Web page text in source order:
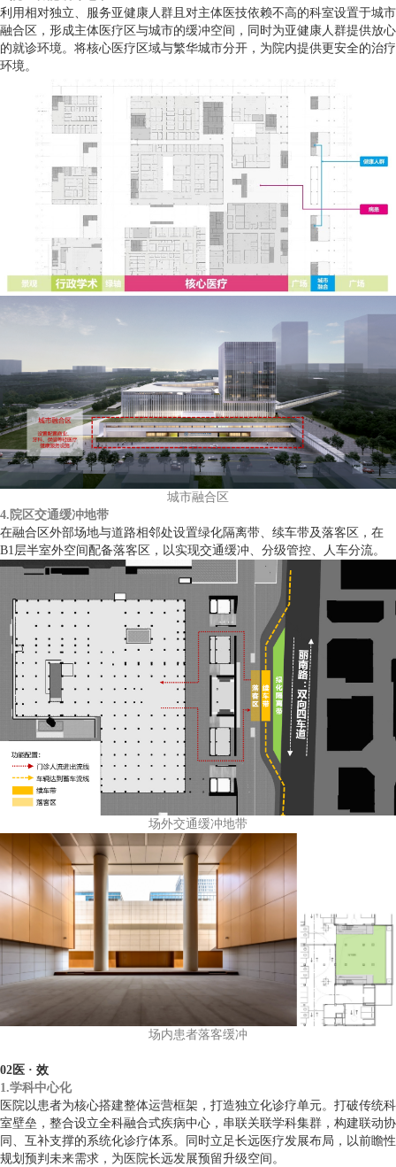
利用相对独立、服务亚健康人群且对主体医技依赖不高的科室设置于城市
融合区，形成主体医疗区与城市的缓冲空间，同时为亚健康人群提供放心
的就诊环境。将核心医疗区域与繁华城市分开，为院内提供更安全的治疗
环境。
城市融合区
4.院区交通缓冲地带
在融合区外部场地与道路相邻处设置绿化隔离带、续车带及落客区，在
B1层半室外空间配备落客区，以实现交通缓冲、分级管控、人车分流。
场外交通缓冲地带
场内患者落客缓冲
02医 · 效
1.学科中心化
医院以患者为核心搭建整体运营框架，打造独立化诊疗单元。打破传统科
室壁垒，整合设立全科融合式疾病中心，串联关联学科集群，构建联动协
同、互补支撑的系统化诊疗体系。同时立足长远医疗发展布局，以前瞻性
规划预判未来需求，为医院长远发展预留升级空间。